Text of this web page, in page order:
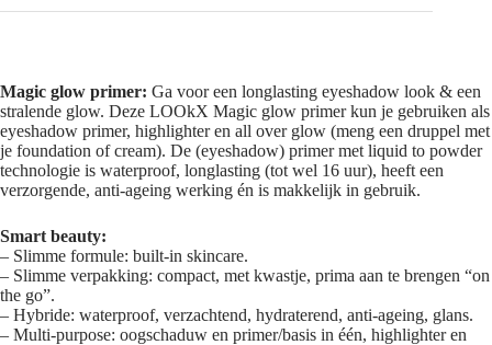
Magic glow primer: Ga voor een longlasting eyeshadow look & een
stralende glow. Deze LOOkX Magic glow primer kun je gebruiken als
eyeshadow primer, highlighter en all over glow (meng een druppel met
je foundation of cream). De (eyeshadow) primer met liquid to powder
technologie is waterproof, longlasting (tot wel 16 uur), heeft een
verzorgende, anti-ageing werking én is makkelijk in gebruik.
Smart beauty:
– Slimme formule: built-in skincare.
– Slimme verpakking: compact, met kwastje, prima aan te brengen “on
the go”.
– Hybride: waterproof, verzachtend, hydraterend, anti-ageing, glans.
– Multi-purpose: oogschaduw en primer/basis in één, highlighter en